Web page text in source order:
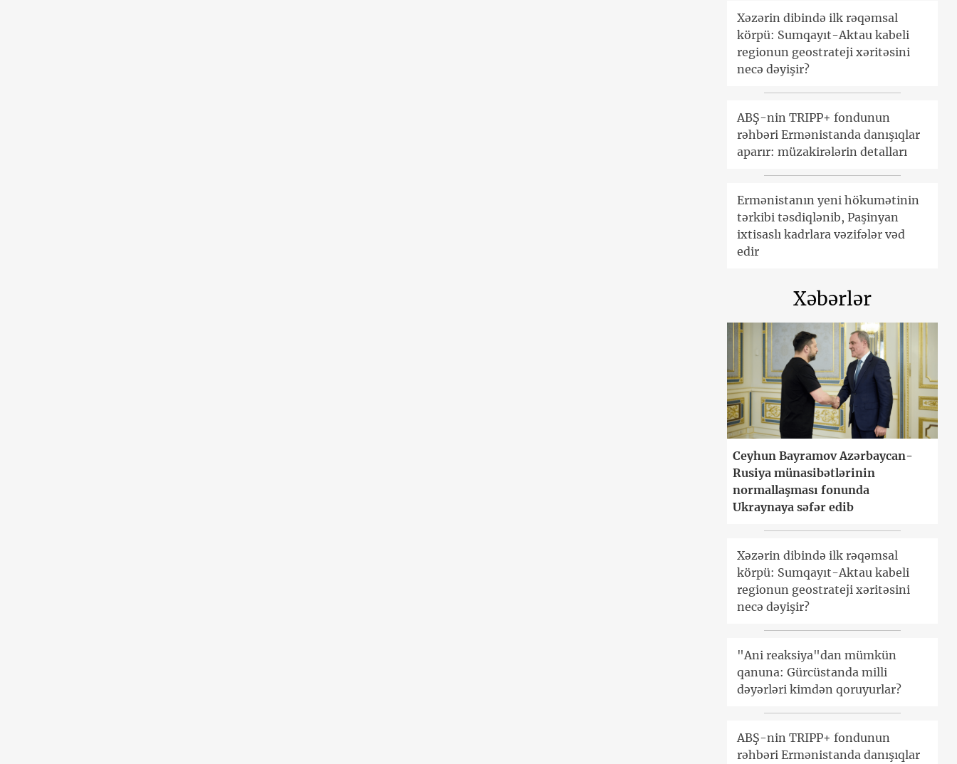
Xəzərin dibində ilk rəqəmsal
körpü: Sumqayıt-Aktau kabeli
regionun geostrateji xəritəsini
necə dəyişir?
ABŞ-nin TRIPP+ fondunun
rəhbəri Ermənistanda danışıqlar
aparır: müzakirələrin detalları
Ermənistanın yeni hökumətinin
tərkibi təsdiqlənib, Paşinyan
ixtisaslı kadrlara vəzifələr vəd
edir
Xəbərlər
Ceyhun Bayramov Azərbaycan-
Rusiya münasibətlərinin
normallaşması fonunda
Ukraynaya səfər edib
Xəzərin dibində ilk rəqəmsal
körpü: Sumqayıt-Aktau kabeli
regionun geostrateji xəritəsini
necə dəyişir?
"Ani reaksiya"dan mümkün
qanuna: Gürcüstanda milli
dəyərləri kimdən qoruyurlar?
ABŞ-nin TRIPP+ fondunun
rəhbəri Ermənistanda danışıqlar